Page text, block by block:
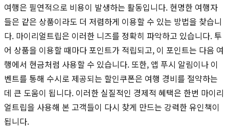
여행은 필연적으로 비용이 발생하는 활동입니다. 현명한 여행자
들은 같은 상품이라도 더 저렴하게 이용할 수 있는 방법을 찾습니
다. 마이리얼트립은 이러한 니즈를 정확히 파악하고 있습니다. 투
어 상품을 이용할 때마다 포인트가 적립되고, 이 포인트는 다음 여
행에서 현금처럼 사용할 수 있습니다. 또한, 앱 푸시 알림이나 이
벤트를 통해 수시로 제공되는 할인쿠폰은 여행 경비를 절약하는
데 큰 도움이 됩니다. 이러한 실질적인 경제적 혜택은 한번 마이리
얼트립을 사용해 본 고객들이 다시 찾게 만드는 강력한 유인책이
됩니다.